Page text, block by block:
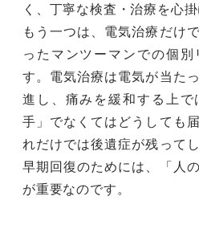
く、丁寧な検査・治療を心掛
もう一つは、電気治療だけ
ったマンツーマンでの個
す。電気治療は電気が当た
進し、痛みを緩和する上
手」でなくてはどうしても
れだけでは後遺症が残って
早期回復のためには、「人
が重要なのです。